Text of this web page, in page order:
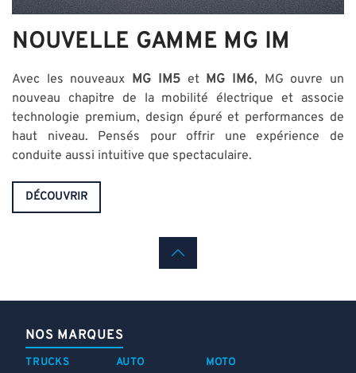
NOUVELLE GAMME MG IM
Avec les nouveaux MG IM5et MG IM6, MG ouvre un
nouveau chapitre de la mobilité électrique et associe
technologie premium, design épuré et performances de
haut niveau. Pensés pour offrir une expérience de
conduite aussi intuitive que spectaculaire.
DÉCOUVRIR
NOS MARQUES
TRUCKS AUTO MOTO